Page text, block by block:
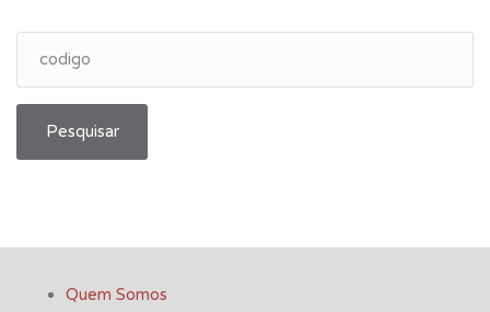
Pesquisar
Quem Somos